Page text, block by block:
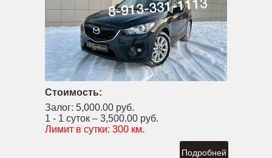
Стоимость:
Залог: 5,000.00 руб.
1 - 1 суток – 3,500.00 руб.
Лимит в сутки: 300 км.
Подробней